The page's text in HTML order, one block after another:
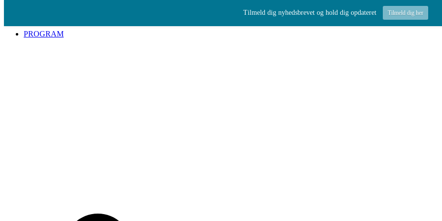
PROGRAM
Tilmeld dig nyhedsbrevet og hold dig opdateret Tilmeld dig her